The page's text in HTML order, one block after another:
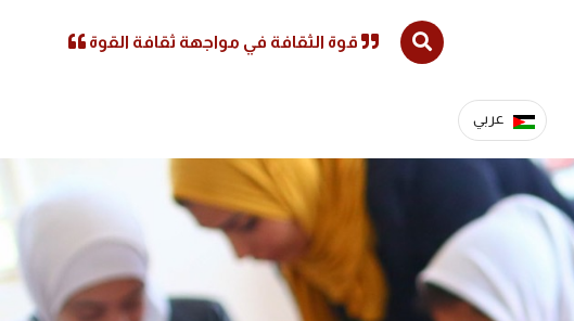
قوة الثقافة في مواجهة ثقافة القوة
عربي